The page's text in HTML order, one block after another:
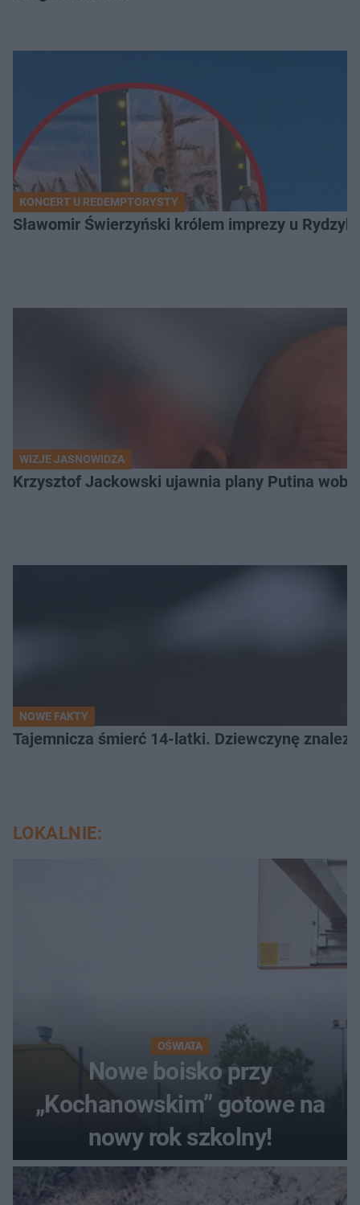
KONCERT U REDEMPTORYSTY
Sławomir Świerzyński królem imprezy u
WIZJE JASNOWIDZA
Krzysztof Jackowski ujawnia plany Putina
NOWE FAKTY
Tajemnicza śmierć 14-latki. Dziewczynę
LOKALNIE:
OŚWIATA
Nowe boisko przy
„Kochanowskim” gotowe na
nowy rok szkolny!